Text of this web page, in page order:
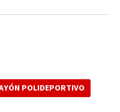
POLIDEPORTIVO